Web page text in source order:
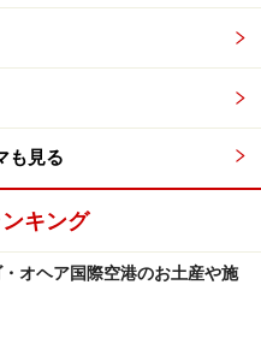
も見る
キング
オヘア国際空港のお土産や施